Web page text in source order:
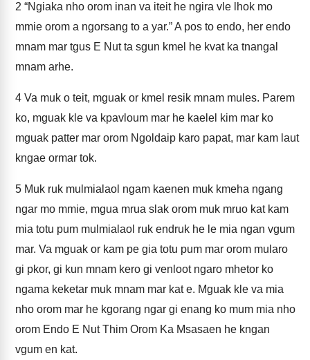
2 “Ngiaka nho orom inan va iteit he ngira vle lhok mo
mmie orom a ngorsang to a yar.” A pos to endo, her endo
mnam mar tgus E Nut ta sgun kmel he kvat ka tnangal
mnam arhe.
4 Va muk o teit, mguak or kmel resik mnam mules. Parem
ko, mguak kle va kpavloum mar he kaelel kim mar ko
mguak patter mar orom Ngoldaip karo papat, mar kam laut
kngae ormar tok.
5 Muk ruk mulmialaol ngam kaenen muk kmeha ngang
ngar mo mmie, mgua mrua slak orom muk mruo kat kam
mia totu pum mulmialaol ruk endruk he le mia ngan vgum
mar. Va mguak or kam pe gia totu pum mar orom mularo
gi pkor, gi kun mnam kero gi venloot ngaro mhetor ko
ngama keketar muk mnam mar kat e. Mguak kle va mia
nho orom mar he kgorang ngar gi enang ko mum mia nho
orom Endo E Nut Thim Orom Ka Msasaen he kngan
vgum en kat.